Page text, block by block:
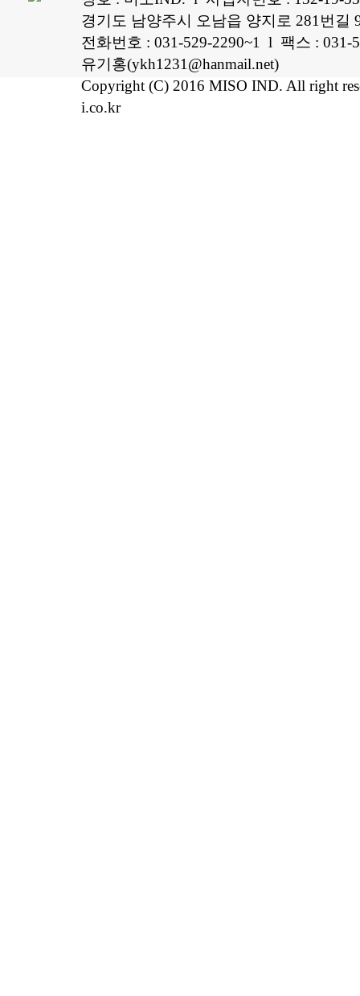
경기도 남양주시 오남읍 양지로 281번길
전화번호 : 031-529-2290~1 l 팩스 :
유기홍(ykh1231@hanmail.net)
Copyright (C) 2016 MISO IND. All right
i.co.kr